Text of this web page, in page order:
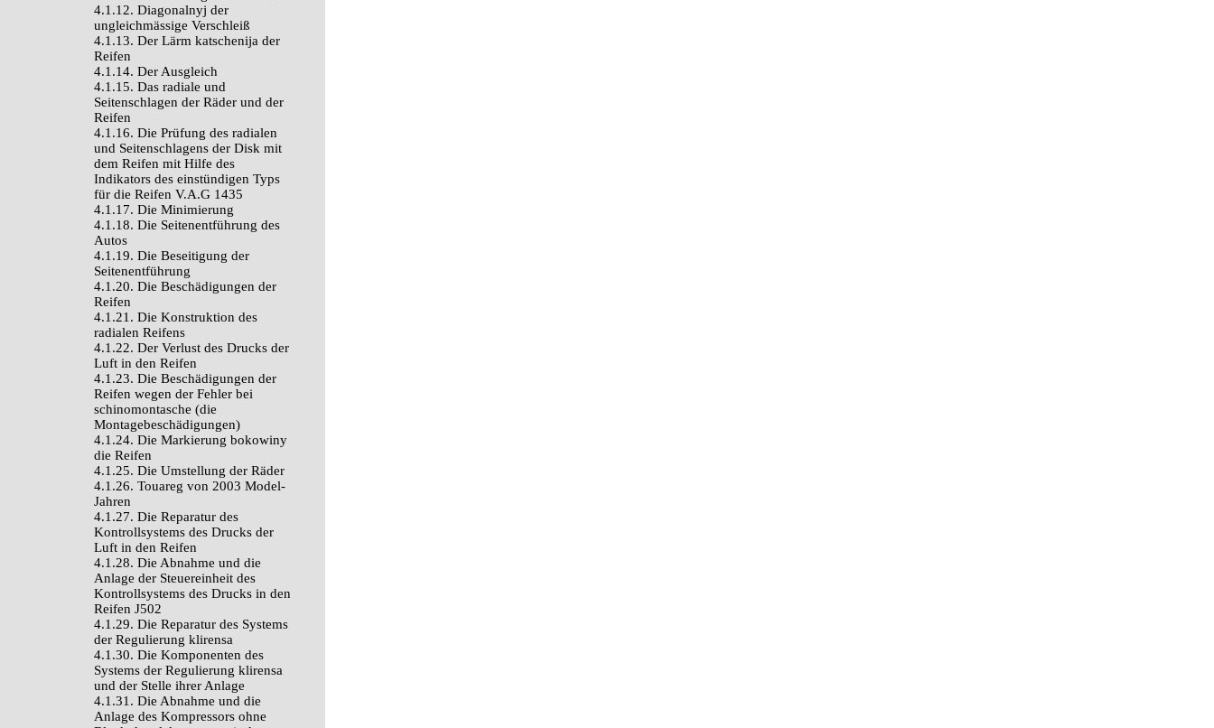
4.1.12. Diagonalnyj der
ungleichmässige Verschleiß
4.1.13. Der Lärm katschenija der
Reifen
4.1.14. Der Ausgleich
4.1.15. Das radiale und
Seitenschlagen der Räder und der
Reifen
4.1.16. Die Prüfung des radialen
und Seitenschlagens der Disk mit
dem Reifen mit Hilfe des
Indikators des einstündigen Typs
für die Reifen V.A.G 1435
4.1.17. Die Minimierung
4.1.18. Die Seitenentführung des
Autos
4.1.19. Die Beseitigung der
Seitenentführung
4.1.20. Die Beschädigungen der
Reifen
4.1.21. Die Konstruktion des
radialen Reifens
4.1.22. Der Verlust des Drucks der
Luft in den Reifen
4.1.23. Die Beschädigungen der
Reifen wegen der Fehler bei
schinomontasche (die
Montagebeschädigungen)
4.1.24. Die Markierung bokowiny
die Reifen
4.1.25. Die Umstellung der Räder
4.1.26. Touareg von 2003 Model-
Jahren
4.1.27. Die Reparatur des
Kontrollsystems des Drucks der
Luft in den Reifen
4.1.28. Die Abnahme und die
Anlage der Steuereinheit des
Kontrollsystems des Drucks in den
Reifen J502
4.1.29. Die Reparatur des Systems
der Regulierung klirensa
4.1.30. Die Komponenten des
Systems der Regulierung klirensa
und der Stelle ihrer Anlage
4.1.31. Die Abnahme und die
Anlage des Kompressors ohne